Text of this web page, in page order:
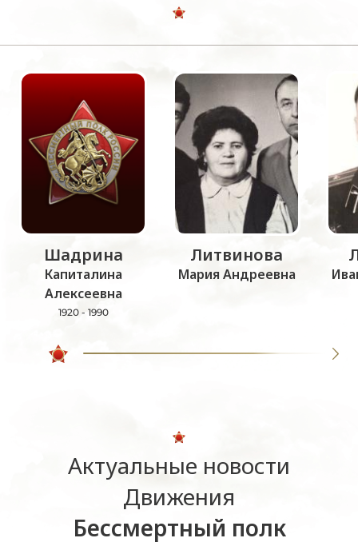
Шадрина
Капиталина
Алексеевна
1920 - 1990
Литвинова
Мария Андреевна
Актуальные новости
Движения
Бессмертный полк